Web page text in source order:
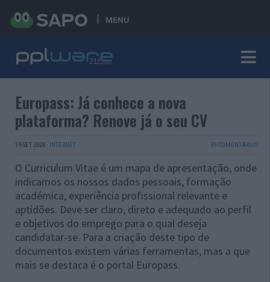
MENU
Europass: Já conhece a nova
plataforma? Renove já o seu CV
19 SET 2020 · INTERNET 39 COMENTÁRIOS
O Curriculum Vitae é um mapa de apresentação, onde
indicamos os nossos dados pessoais, formação
académica, experiência profissional relevante e
aptidões. Deve ser claro, direto e adequado ao perfil
e objetivos do emprego para o qual deseja
candidatar-se. Para a criação deste tipo de
documentos existem várias ferramentas, mas a que
mais se destaca é o portal Europass.